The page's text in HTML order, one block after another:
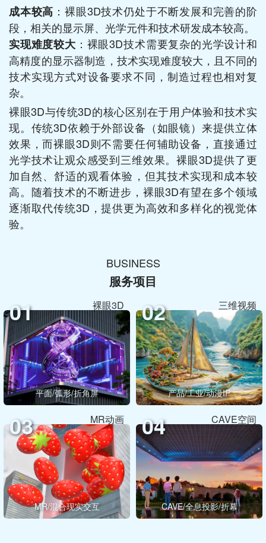
成本较高 ：裸眼3D技术仍处于不断发展和完善的阶
段，相关的显示屏、光学元件和技术研发成本较高。
实现难度较大 ：裸眼3D技术需要复杂的光学设计和
高精度的显示器制造，技术实现难度较大，且不同的
技术实现方式对设备要求不同，制造过程也相对复
杂。
裸眼3D与传统3D的核心区别在于用户体验和技术实
现。传统3D依赖于外部设备（如眼镜）来提供立体
效果，而裸眼3D则不需要任何辅助设备，直接通过
光学技术让观众感受到三维效果。裸眼3D提供了更
加自然、舒适的观看体验，但其技术实现和成本较
高。随着技术的不断进步，裸眼3D有望在多个领域
逐渐取代传统3D，提供更为高效和多样化的视觉体
验。
BUSINESS
服务项目
01 裸眼3D
平面/弧形/折角屏
02 三维视频
产品/工业/动漫IP
03 MR动画
MR/混合现实交互
04 CAVE空间
CAVE/全息投影/折幕